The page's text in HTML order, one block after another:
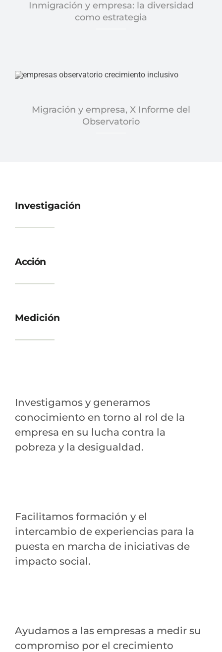
Inmigración y empresa: la diversidad
como estrategia
Migración y empresa, X Informe del
Observatorio
Investigación
Acción
Medición
Investigamos y generamos
conocimiento en torno al rol de la
empresa en su lucha contra la
pobreza y la desigualdad.
Facilitamos formación y el
intercambio de experiencias para la
puesta en marcha de iniciativas de
impacto social.
Ayudamos a las empresas a medir su
compromiso por el crecimiento